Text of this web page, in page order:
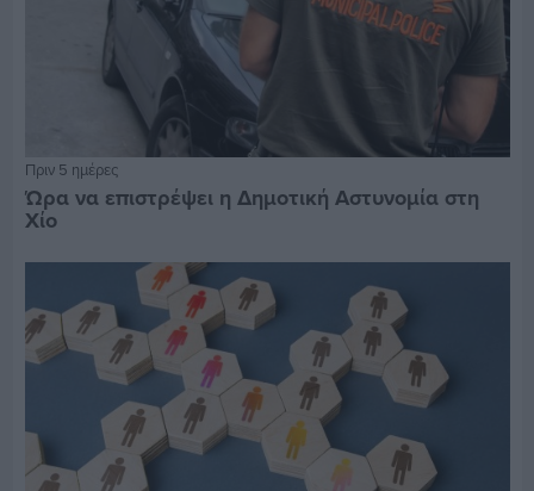
Πριν 5 ημέρες
Ώρα να επιστρέψει η Δημοτική Αστυνομία στη
Χίο